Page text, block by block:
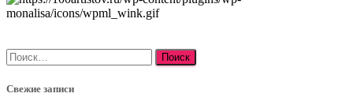
Найти:
Свежие записи